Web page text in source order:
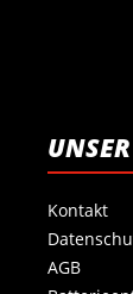
Kontakt
AGB